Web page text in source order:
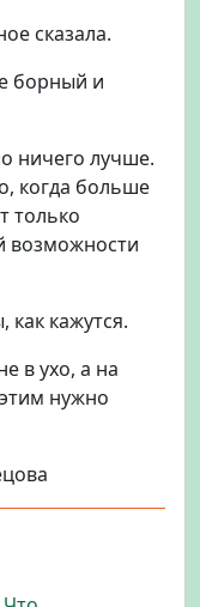
сказала.
борный и
ничего лучше.
когда больше
только
возможности
как кажутся.
в ухо, а на
нужно